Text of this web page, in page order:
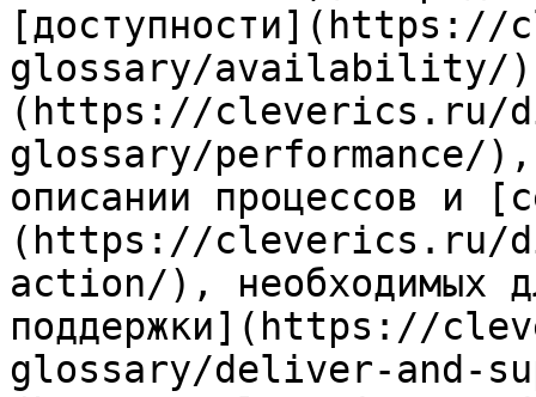
glossary/availability/),
(https://cleverics.ru/
glossary/performance/),
описании процессов и
(https://cleverics.ru/
action/), необходимых
поддержки](https://
glossary/deliver-and-